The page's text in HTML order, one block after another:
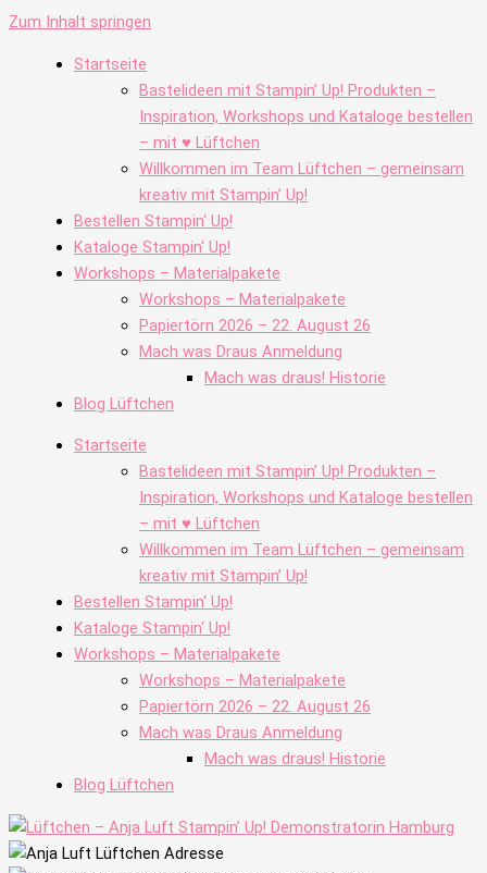
Zum Inhalt springen
Startseite
Bastelideen mit Stampin’ Up! Produkten –
Inspiration, Workshops und Kataloge bestellen
– mit ♥ Lüftchen
Willkommen im Team Lüftchen – gemeinsam
kreativ mit Stampin’ Up!
Bestellen Stampin‘ Up!
Kataloge Stampin‘ Up!
Workshops – Materialpakete
Workshops – Materialpakete
Papiertörn 2026 – 22. August 26
Mach was Draus Anmeldung
Mach was draus! Historie
Blog Lüftchen
Startseite
Bastelideen mit Stampin’ Up! Produkten –
Inspiration, Workshops und Kataloge bestellen
– mit ♥ Lüftchen
Willkommen im Team Lüftchen – gemeinsam
kreativ mit Stampin’ Up!
Bestellen Stampin‘ Up!
Kataloge Stampin‘ Up!
Workshops – Materialpakete
Workshops – Materialpakete
Papiertörn 2026 – 22. August 26
Mach was Draus Anmeldung
Mach was draus! Historie
Blog Lüftchen